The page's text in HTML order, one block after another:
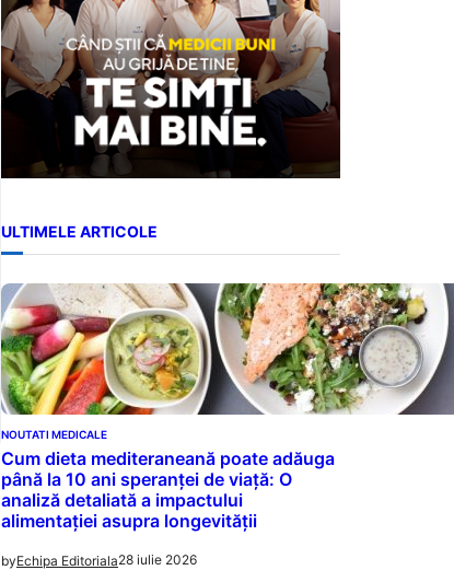
ULTIMELE ARTICOLE
NOUTATI MEDICALE
Cum dieta mediteraneană poate adăuga
până la 10 ani speranței de viață: O
analiză detaliată a impactului
alimentației asupra longevității
byEchipa Editoriala28 iulie 2026